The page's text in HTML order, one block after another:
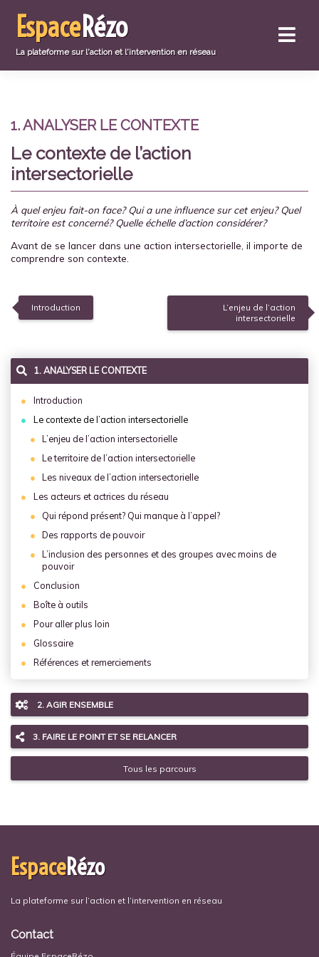
directement
EspaceRézo
La plateforme sur l'action et l'intervention en réseau
1. ANALYSER LE CONTEXTE
Introduction
Le contexte de l’action intersectorielle
L’enjeu de l’action intersectorielle
Le territoire de l’action intersectorielle
Les niveaux de l’action intersectorielle
Les acteurs et actrices du réseau
Qui répond présent? Qui manque à l’appel?
Des rapports de pouvoir
L’inclusion des personnes et des groupes avec moins de
pouvoir
Conclusion
Boîte à outils
Pour aller plus loin
Glossaire
Références et remerciements
2. AGIR ENSEMBLE
3. FAIRE LE POINT ET SE RELANCER
Tous les parcours
1. ANALYSER LE CONTEXTE
Le contexte de l’action
intersectorielle
À quel enjeu fait-on face? Qui a une influence sur cet enjeu? Quel
territoire est concerné? Quelle échelle d’action considérer?
Avant de se lancer dans une action intersectorielle, il importe de
comprendre son contexte.
Introduction
L’enjeu de l’action
intersectorielle
EspaceRézo
La plateforme sur l’action et l’intervention en réseau
Contact